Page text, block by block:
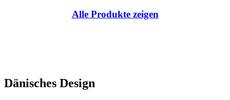
Alle Produkte zeigen
Dänisches Design